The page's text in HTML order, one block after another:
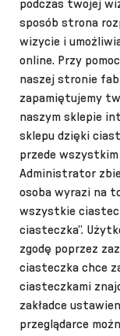
podczas twojej
sposób strona
wizycie i
online. Przy
naszej stronie
zapamiętujemy
naszym sklepie
sklepu dzięki
przede
Administrator
osoba wyrazi na
wszystkie
ciasteczka”.
zgodę poprzez
ciasteczka chce
ciasteczkami
zakładce
przeglądarce